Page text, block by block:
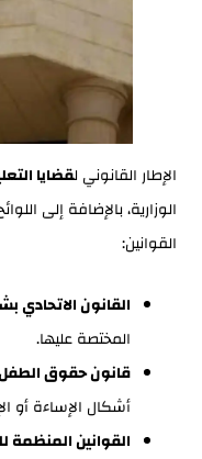
الإطار القانوني لقضايا
الوزارية، بالإضافة إلى
القوانين:
القانون الاتحادي
المختصة عليها.
قانون حقوق
أشكال الإساءة أو
القوانين المنظمة